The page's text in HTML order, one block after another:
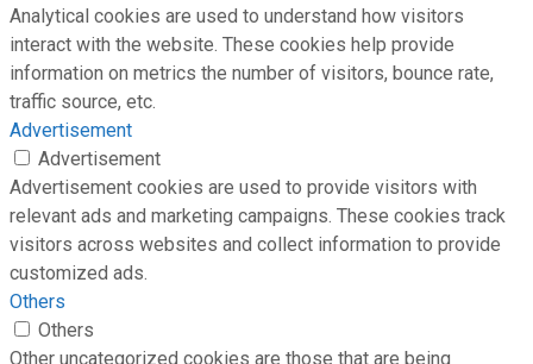
Analytical cookies are used to understand how visitors
interact with the website. These cookies help provide
information on metrics the number of visitors, bounce rate,
traffic source, etc.
Advertisement
Advertisement
Advertisement cookies are used to provide visitors with
relevant ads and marketing campaigns. These cookies track
visitors across websites and collect information to provide
customized ads.
Others
Others
Other uncategorized cookies are those that are being